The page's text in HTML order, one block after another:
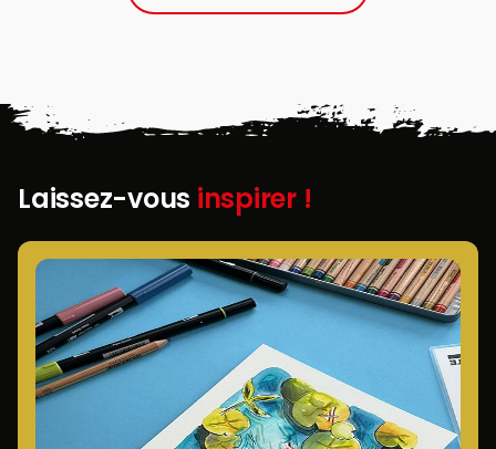
Laissez-vous inspirer !